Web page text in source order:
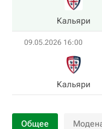
Кальяри
09.05.2026 16:00
Кальяри
Общее